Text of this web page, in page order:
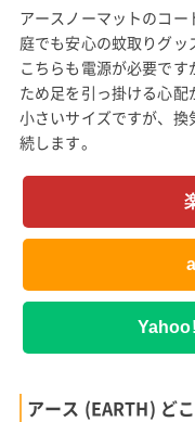
アースノーマットのコ
庭でも安心の蚊取りグッ
こちらも電源が必要で
ため足を引っ掛ける心配
小さいサイズですが、
続します。
アース (EARTH) ど